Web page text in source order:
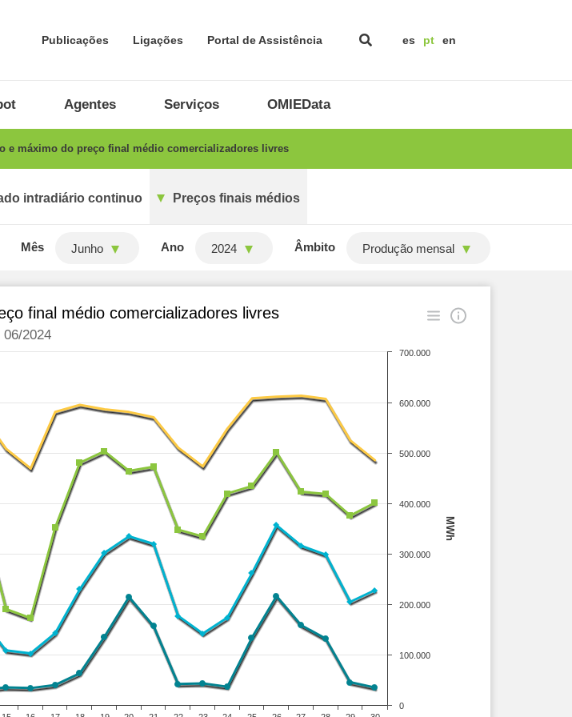
Publicações Ligações Portal de Assistência es pt en
Agentes Serviços OMIEData
e máximo do preço final médio comercializadores livres
intradiário continuo Preços finais médios
Mês Junho Ano 2024 Âmbito Produção mensal
MWh
final médio comercializadores livres
06/2024
0
100.000
200.000
300.000
400.000
500.000
600.000
700.000